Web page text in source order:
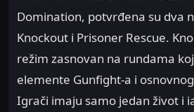
Domination, potvrđena su dva
Knockout i Prisoner Rescue.
režim zasnovan na rundama
elemente Gunfight-a i
Igrači imaju samo jedan život i